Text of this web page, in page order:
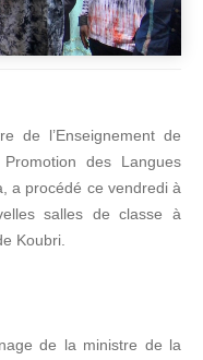
de l’Enseignement de
des Langues
a procédé ce vendredi à
salles de classe à
Koubri.
de la ministre de la